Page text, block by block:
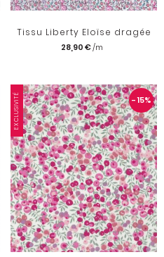
Tissu Liberty Eloïse dragée
28,90 €
EXCLUSIVITÉ - 15%